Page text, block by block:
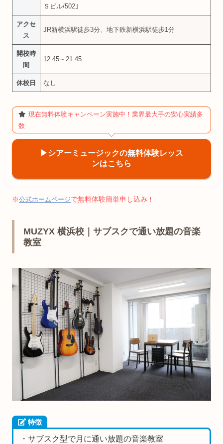
Ｓビル/502｣
アクセ
ス
JR新横浜駅徒歩3分、地下鉄新横浜駅徒歩1分
開校時
間
12:45～21:45
休校日 なし
現在無料体験キャンペーン実施中！業界最大手の安心実績多
数
▶︎シアーミュージックの無料体験レッス
ンはこちら
※公式ホームページで無料体験簡単申し込み ！
MUZYX 横浜校｜サブスクで通い放題の音楽
教室
特徴
・サブスク型で月に通い放題の音楽教室